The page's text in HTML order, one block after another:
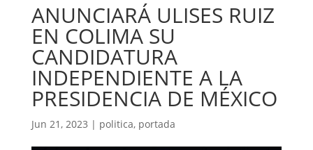
ANUNCIARÁ ULISES RUIZ
EN COLIMA SU
CANDIDATURA
INDEPENDIENTE A LA
PRESIDENCIA DE MÉXICO
Jun 21, 2023 | politica, portada